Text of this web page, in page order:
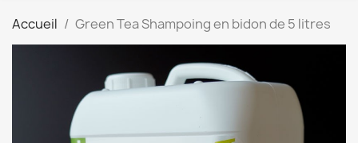
Accueil Green Tea Shampoing en bidon de 5 litres